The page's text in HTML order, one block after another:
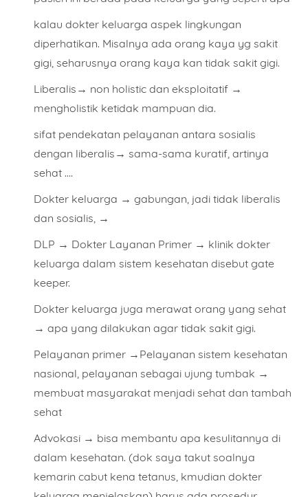
kalau dokter keluarga aspek lingkungan
diperhatikan. Misalnya ada orang kaya yg sakit
gigi, seharusnya orang kaya kan tidak sakit gigi.
Liberalis→ non holistic dan eksploitatif →
mengholistik ketidak mampuan dia.
sifat pendekatan pelayanan antara sosialis
dengan liberalis→ sama-sama kuratif, artinya
sehat ….
Dokter keluarga → gabungan, jadi tidak liberalis
dan sosialis, →
DLP → Dokter Layanan Primer → klinik dokter
keluarga dalam sistem kesehatan disebut gate
keeper.
Dokter keluarga juga merawat orang yang sehat
→ apa yang dilakukan agar tidak sakit gigi.
Pelayanan primer →Pelayanan sistem kesehatan
nasional, pelayanan sebagai ujung tumbak →
membuat masyarakat menjadi sehat dan tambah
sehat
Advokasi → bisa membantu apa kesulitannya di
dalam kesehatan. (dok saya takut soalnya
kemarin cabut kena tetanus, kmudian dokter